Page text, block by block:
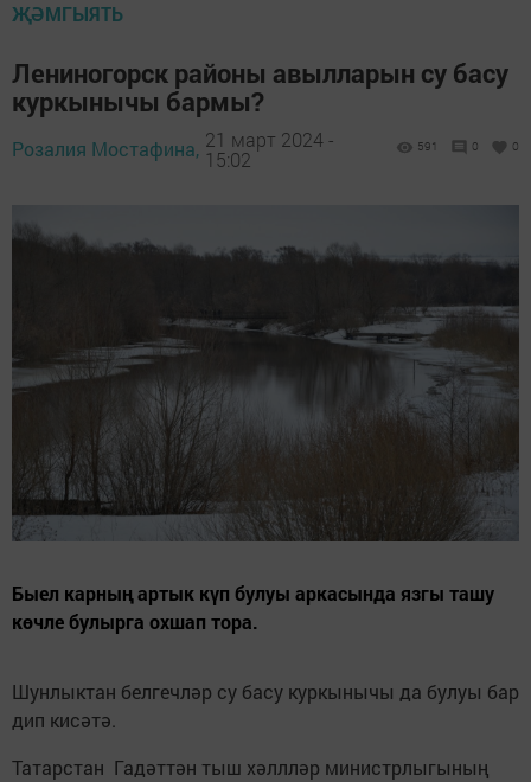
ҖӘМГЫЯТЬ
Лениногорск районы авылларын су басу
куркынычы бармы?
Розалия Мостафина, 21 март 2024 -
15:02
591 0 0
Быел карның артык күп булуы аркасында язгы ташу
көчле булырга охшап тора.
Шунлыктан белгечләр су басу куркынычы да булуы бар
дип кисәтә.
Татарстан Гадәттән тыш хәллләр министрлыгының